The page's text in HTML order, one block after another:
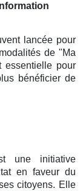
lancée pour
de "Ma
essentielle pour
bénéficier de
une initiative
en faveur du
citoyens. Elle